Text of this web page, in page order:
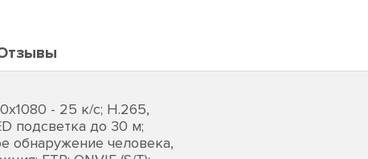
- 25 к/с; H.265,
подсветка до 30 м;
обнаружение человека,